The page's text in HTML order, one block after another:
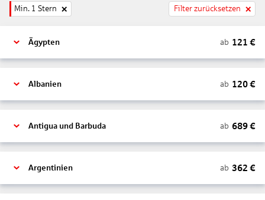
Min. 1 Stern Filter zurücksetzen
Ägypten ab 121 €
Albanien ab 120€
Antigua und Barbuda ab 689€
Argentinien ab 362 €